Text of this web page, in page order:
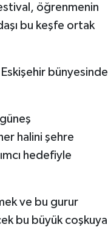
öğrenmenin
bu keşfe ortak
bünyesinde
halini şehre
hedefiyle
ve bu gurur
bu büyük coşkuya